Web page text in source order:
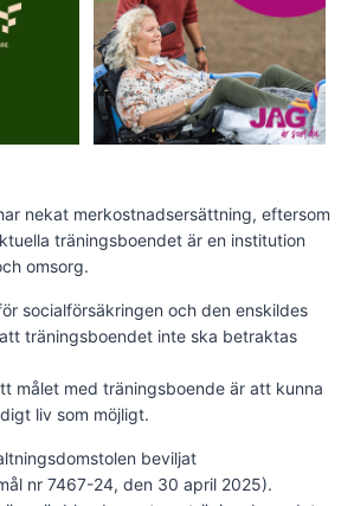
nekat merkostnadsersättning, eftersom
träningsboendet är en institution
omsorg.
socialförsäkringen och den enskildes
träningsboendet inte ska betraktas
målet med träningsboende är att kunna
liv som möjligt.
beviljat
nr 7467-24, den 30 april 2025).